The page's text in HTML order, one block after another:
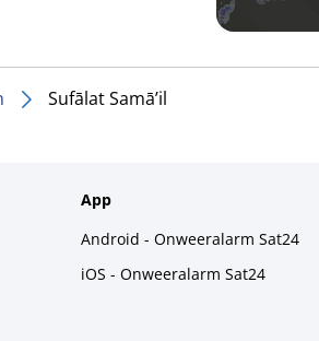
Sufālat Samā’il
App
Android - Onweeralarm Sat24
iOS - Onweeralarm Sat24